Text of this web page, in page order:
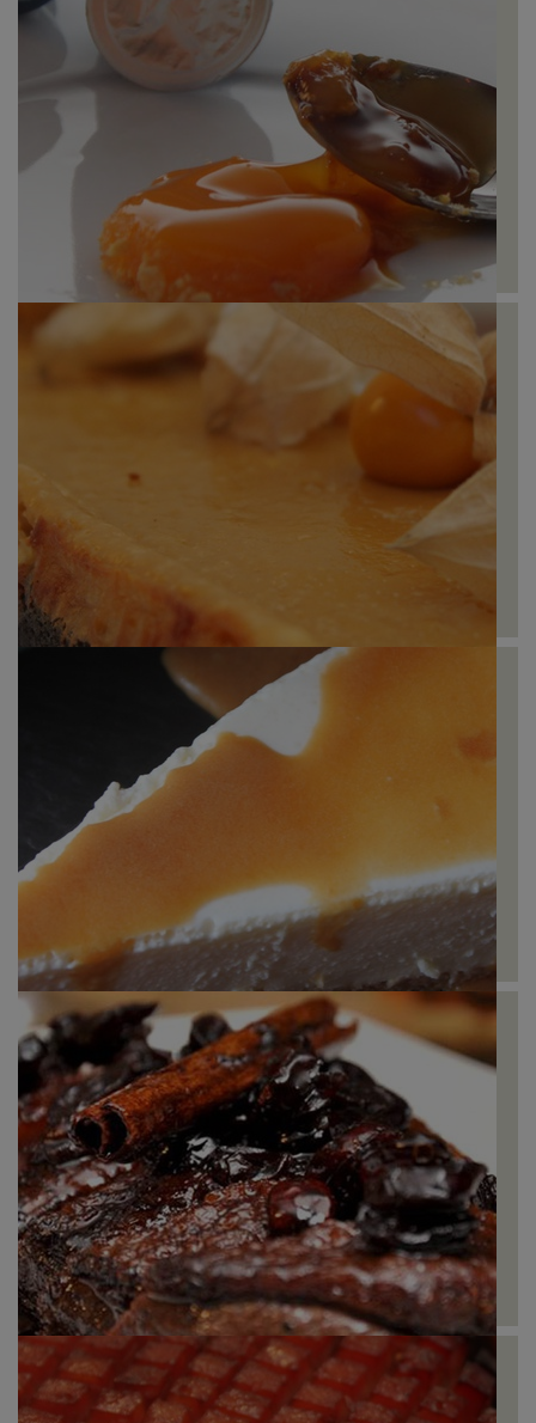
Bolo de Bolacha
Pudim de ovos com café
Cheesecake cozido de Café
Cheesecake tradicional de Café
Peito de Pato com Café